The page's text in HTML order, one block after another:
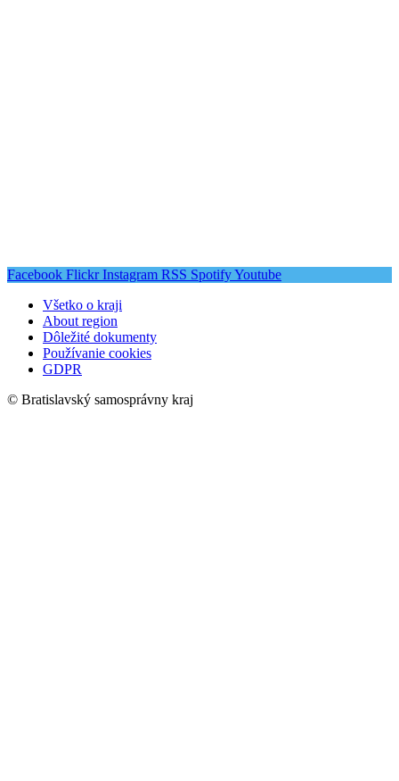
Facebook Flickr Instagram RSS SpotifyYoutube
Všetko o kraji
About region
Dôležité dokumenty
Používanie cookies
GDPR
© Bratislavský samosprávny kraj